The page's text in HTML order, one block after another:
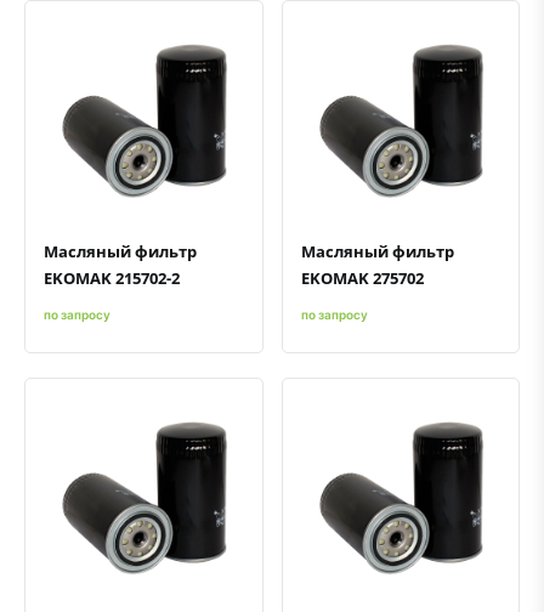
Быстрый просмотрДобавить к сравнению
Добавить в избранное
Масляный фильтр
EKOMAK 215702-2
по запросу
Быстрый просмотрДобавить к сравнению
Добавить в избранное
Масляный фильтр
EKOMAK 275702
по запросу
Быстрый просмотрДобавить к сравнению
Добавить в избранное Быстрый просмотрДобавить к сравнению
Добавить в избранное